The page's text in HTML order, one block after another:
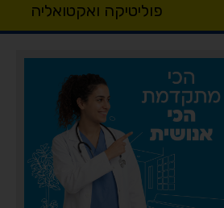
פוליטיקה ואקטואליה